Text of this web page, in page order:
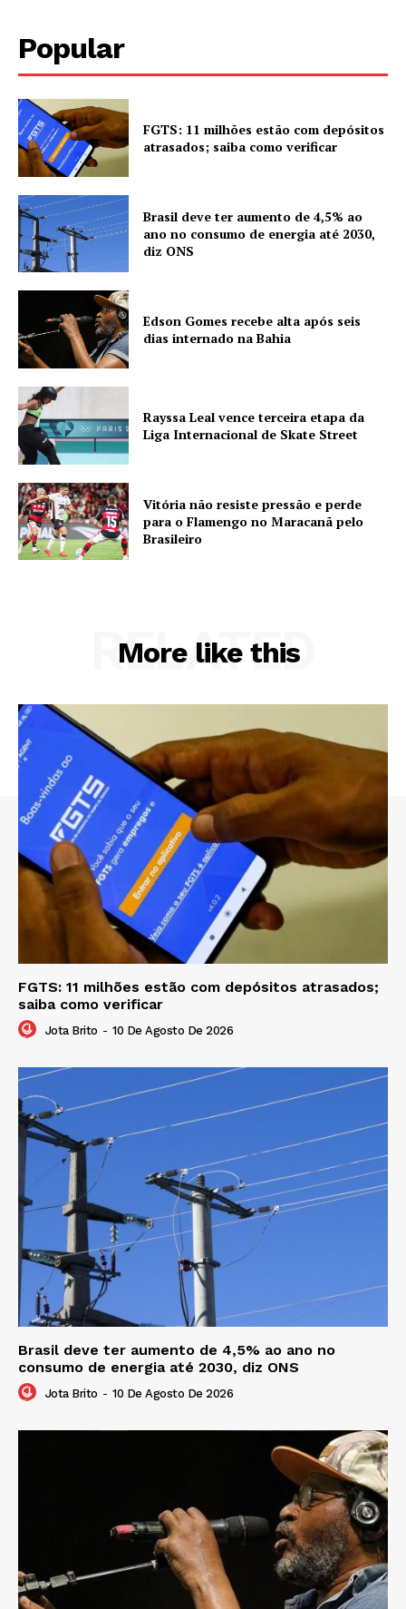
Popular
FGTS: 11 milhões estão com depósitos
atrasados; saiba como verificar
Brasil deve ter aumento de 4,5% ao
ano no consumo de energia até 2030,
diz ONS
Edson Gomes recebe alta após seis
dias internado na Bahia
Rayssa Leal vence terceira etapa da
Liga Internacional de Skate Street
Vitória não resiste pressão e perde
para o Flamengo no Maracanã pelo
Brasileiro
More like this
RELATED
FGTS: 11 milhões estão com depósitos atrasados;
saiba como verificar
Jota Brito - 10 De Agosto De 2026
Brasil deve ter aumento de 4,5% ao ano no
consumo de energia até 2030, diz ONS
Jota Brito - 10 De Agosto De 2026